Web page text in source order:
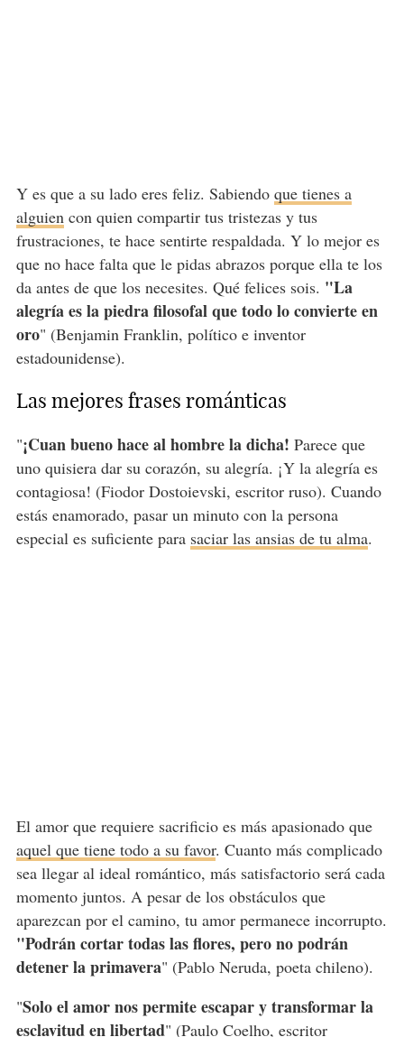
Y es que a su lado eres feliz. Sabiendo que tienes a
alguien con quien compartir tus tristezas y tus
frustraciones, te hace sentirte respaldada. Y lo mejor es
que no hace falta que le pidas abrazos porque ella te los
da antes de que los necesites. Qué felices sois. "La
alegría es la piedra filosofal que todo lo convierte en
oro" (Benjamin Franklin, político e inventor
estadounidense).
Las mejores frases románticas
"¡Cuan bueno hace al hombre la dicha! Parece que
uno quisiera dar su corazón, su alegría. ¡Y la alegría es
contagiosa! (Fiodor Dostoievski, escritor ruso). Cuando
estás enamorado, pasar un minuto con la persona
especial es suficiente para saciar las ansias de tu alma.
El amor que requiere sacrificio es más apasionado que
aquel que tiene todo a su favor. Cuanto más complicado
sea llegar al ideal romántico, más satisfactorio será cada
momento juntos. A pesar de los obstáculos que
aparezcan por el camino, tu amor permanece incorrupto.
"Podrán cortar todas las flores, pero no podrán
detener la primavera" (Pablo Neruda, poeta chileno).
"Solo el amor nos permite escapar y transformar la
esclavitud en libertad" (Paulo Coelho, escritor